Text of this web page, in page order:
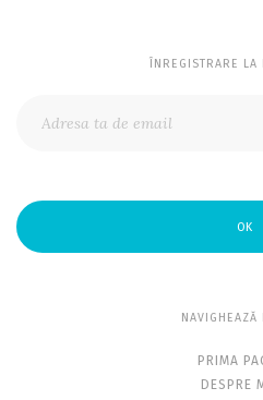
ÎNREGISTRARE LA
OK
NAVIGHEAZĂ
PRIMA
DESPRE